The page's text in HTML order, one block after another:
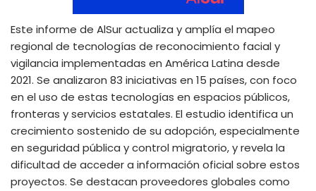
Este informe de AlSur actualiza y amplía el mapeo
regional de tecnologías de reconocimiento facial y
vigilancia implementadas en América Latina desde
2021. Se analizaron 83 iniciativas en 15 países, con foco
en el uso de estas tecnologías en espacios públicos,
fronteras y servicios estatales. El estudio identifica un
crecimiento sostenido de su adopción, especialmente
en seguridad pública y control migratorio, y revela la
dificultad de acceder a información oficial sobre estos
proyectos. Se destacan proveedores globales como